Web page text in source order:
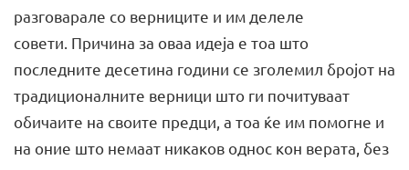
разговарале со верниците и им делеле
совети. Причина за оваа идеја е тоа што
последните десетина години се зголемил бројот на
традиционалните верници што ги почитуваат
обичаите на своите предци, а тоа ќе им помогне и
на оние што немаат никаков однос кон верата, без